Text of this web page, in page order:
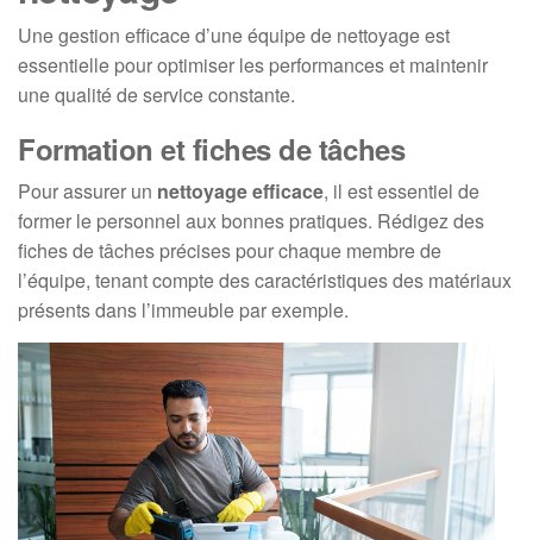
Une gestion efficace d’une équipe de nettoyage est
essentielle pour optimiser les performances et maintenir
une qualité de service constante.
Formation et fiches de tâches
Pour assurer un nettoyage efficace, il est essentiel de
former le personnel aux bonnes pratiques. Rédigez des
fiches de tâches précises pour chaque membre de
l’équipe, tenant compte des caractéristiques des matériaux
présents dans l’immeuble par exemple.